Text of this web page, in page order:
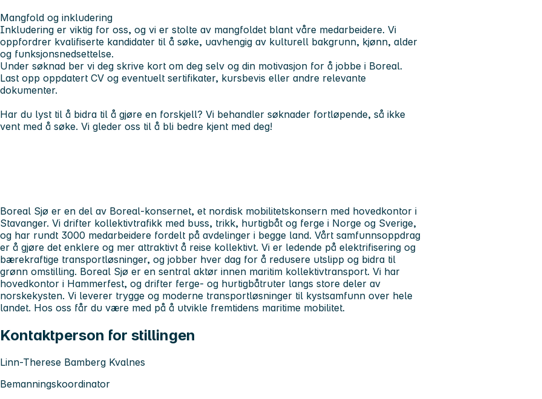
Mangfold og inkludering
Inkludering er viktig for oss, og vi er stolte av mangfoldet blant våre medarbeidere. Vi
oppfordrer kvalifiserte kandidater til å søke, uavhengig av kulturell bakgrunn, kjønn, alder
og funksjonsnedsettelse.
Under søknad ber vi deg skrive kort om deg selv og din motivasjon for å jobbe i Boreal.
Last opp oppdatert CV og eventuelt sertifikater, kursbevis eller andre relevante
dokumenter.
Har du lyst til å bidra til å gjøre en forskjell? Vi behandler søknader fortløpende, så ikke
vent med å søke. Vi gleder oss til å bli bedre kjent med deg!
Boreal Sjø er en del av Boreal-konsernet, et nordisk mobilitetskonsern med hovedkontor i
Stavanger. Vi drifter kollektivtrafikk med buss, trikk, hurtigbåt og ferge i Norge og Sverige,
og har rundt 3000 medarbeidere fordelt på avdelinger i begge land. Vårt samfunnsoppdrag
er å gjøre det enklere og mer attraktivt å reise kollektivt. Vi er ledende på elektrifisering og
bærekraftige transportløsninger, og jobber hver dag for å redusere utslipp og bidra til
grønn omstilling. Boreal Sjø er en sentral aktør innen maritim kollektivtransport. Vi har
hovedkontor i Hammerfest, og drifter ferge- og hurtigbåtruter langs store deler av
norskekysten. Vi leverer trygge og moderne transportløsninger til kystsamfunn over hele
landet. Hos oss får du være med på å utvikle fremtidens maritime mobilitet.
Kontaktperson for stillingen
Linn-Therese Bamberg Kvalnes
Bemanningskoordinator